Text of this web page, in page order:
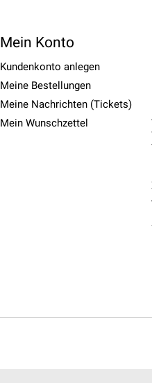
Mein Konto
Kundenkonto anlegen
Meine Bestellungen
Meine Nachrichten (Tickets)
Mein Wunschzettel